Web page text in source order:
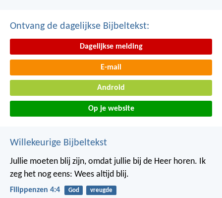
Ontvang de dagelijkse Bijbeltekst:
Dagelijkse melding
E-mail
Android
Op je website
Willekeurige Bijbeltekst
Jullie moeten blij zijn, omdat jullie bij de Heer horen. Ik
zeg het nog eens: Wees altijd blij.
Filippenzen 4:4 God vreugde